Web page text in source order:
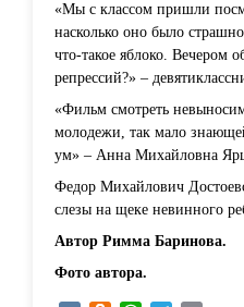
«Мы с классом пришли
насколько оно было
что-такое яблоко. Вечером
репрессий?» –
«Фильм смотреть
молодежи, так мало
ум» – Анна Михайловна
Федор Михайлович
слезы на щеке невинного
Автор Римма Баринова.
Фото автора.